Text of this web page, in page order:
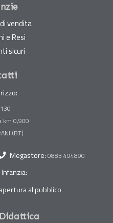
vendita
e Resi
sicuri
km 0,900
Megastore: 0883 494890
al pubblico